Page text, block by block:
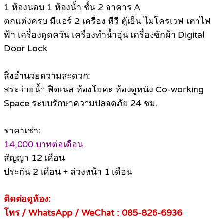
1 ห้องนอน 1 ห้องน้ำ ชั้น 2 อาคาร A
ตกแต่งครบ มีแอร์ 2 เครื่อง ทีวี ตู้เย็น ไมโครเวฟ เตาไฟ
ฟ้า เครื่องดูดควัน เครื่องทำน้ำอุ่น เครื่องซักผ้า Digital
Door Lock
สิ่งอำนวยความสะดวก:
สระว่ายน้ำ ฟิตเนส ห้องโยคะ ห้องดูหนัง Co-working
Space ระบบรักษาความปลอดภัย 24 ชม.
ราคาเช่า:
14,000 บาทต่อเดือน
สัญญา 12 เดือน
ประกัน 2 เดือน + ล่วงหน้า 1 เดือน
ติดต่อดูห้อง:
โทร / WhatsApp / WeChat : 085-826-6936